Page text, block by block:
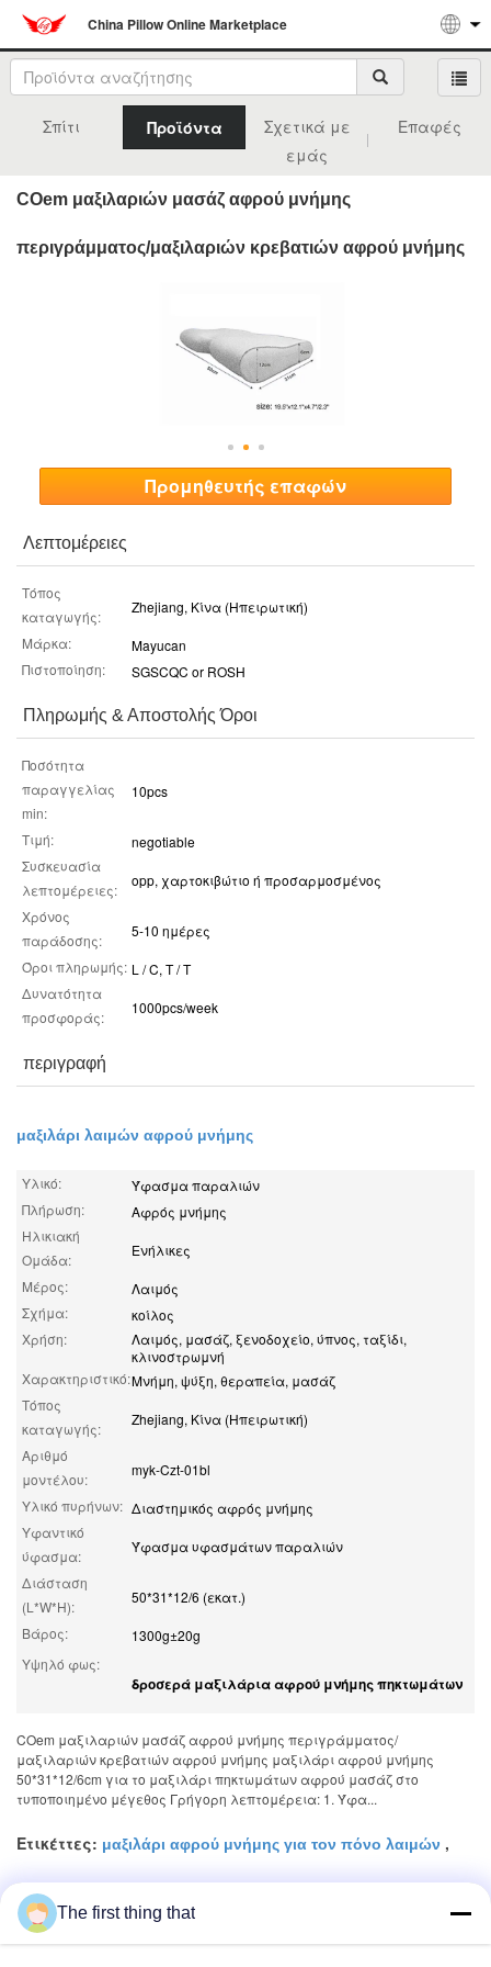
China Pillow Online Marketplace
Σπίτι Προϊόντα
Σχετικά με
εμάς
Επαφές
COem μαξιλαριών μασάζ αφρού μνήμης
περιγράμματος/μαξιλαριών κρεβατιών αφρού μνήμης
Προμηθευτής επαφών
Λεπτομέρειες
Τόπος
καταγωγής:
Zhejiang, Κίνα (Ηπειρωτική)
Μάρκα:
Mayucan
Πιστοποίηση:
SGSCQC or ROSH
Πληρωμής & Αποστολής Όροι
Ποσότητα
παραγγελίας
min:
10pcs
Τιμή:
negotiable
Συσκευασία
λεπτομέρειες:
opp, χαρτοκιβώτιο ή προσαρμοσμένος
Χρόνος
παράδοσης:
5-10 ημέρες
Όροι πληρωμής: L / C, T / T
Δυνατότητα
προσφοράς:
1000pcs/week
περιγραφή
μαξιλάρι λαιμών αφρού μνήμης
Υλικό:
Ύφασμα παραλιών
Πλήρωση:
Αφρός μνήμης
Ηλικιακή
Ομάδα:
Ενήλικες
Μέρος:
Λαιμός
Σχήμα:
κοίλος
Χρήση:
Λαιμός, μασάζ, ξενοδοχείο, ύπνος, ταξίδι,
κλινοστρωμνή
Χαρακτηριστικό:Μνήμη, ψύξη, θεραπεία, μασάζ
Τόπος
καταγωγής:
Zhejiang, Κίνα (Ηπειρωτική)
Αριθμό
μοντέλου:
myk-Czt-01bl
Υλικό πυρήνων: Διαστημικός αφρός μνήμης
Υφαντικό
ύφασμα:
Ύφασμα υφασμάτων παραλιών
Διάσταση
(L*W*H):
50*31*12/6 (εκατ.)
Βάρος:
1300g±20g
Υψηλό φως:
δροσερά μαξιλάρια αφρού μνήμης πηκτωμάτων
COem μαξιλαριών μασάζ αφρού μνήμης περιγράμματος/
μαξιλαριών κρεβατιών αφρού μνήμης μαξιλάρι αφρού μνήμης
50*31*12/6cm για το μαξιλάρι πηκτωμάτων αφρού μασάζ στο
τυποποιημένο μέγεθος Γρήγορη λεπτομέρεια: 1. Ύφα...
Ετικέττες: μαξιλάρι αφρού μνήμης για τον πόνο λαιμών ,
Μαξιλάρι λαιμών αφρού μνήμης
μαξιλάρι υπολοίπου λαιμών
The first thing that